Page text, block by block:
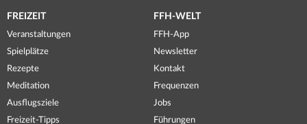
FREIZEIT
Veranstaltungen
Spielplätze
Rezepte
Meditation
Ausflugsziele
Freizeit-Tipps
FFH-WELT
FFH-App
Newsletter
Kontakt
Frequenzen
Jobs
Führungen